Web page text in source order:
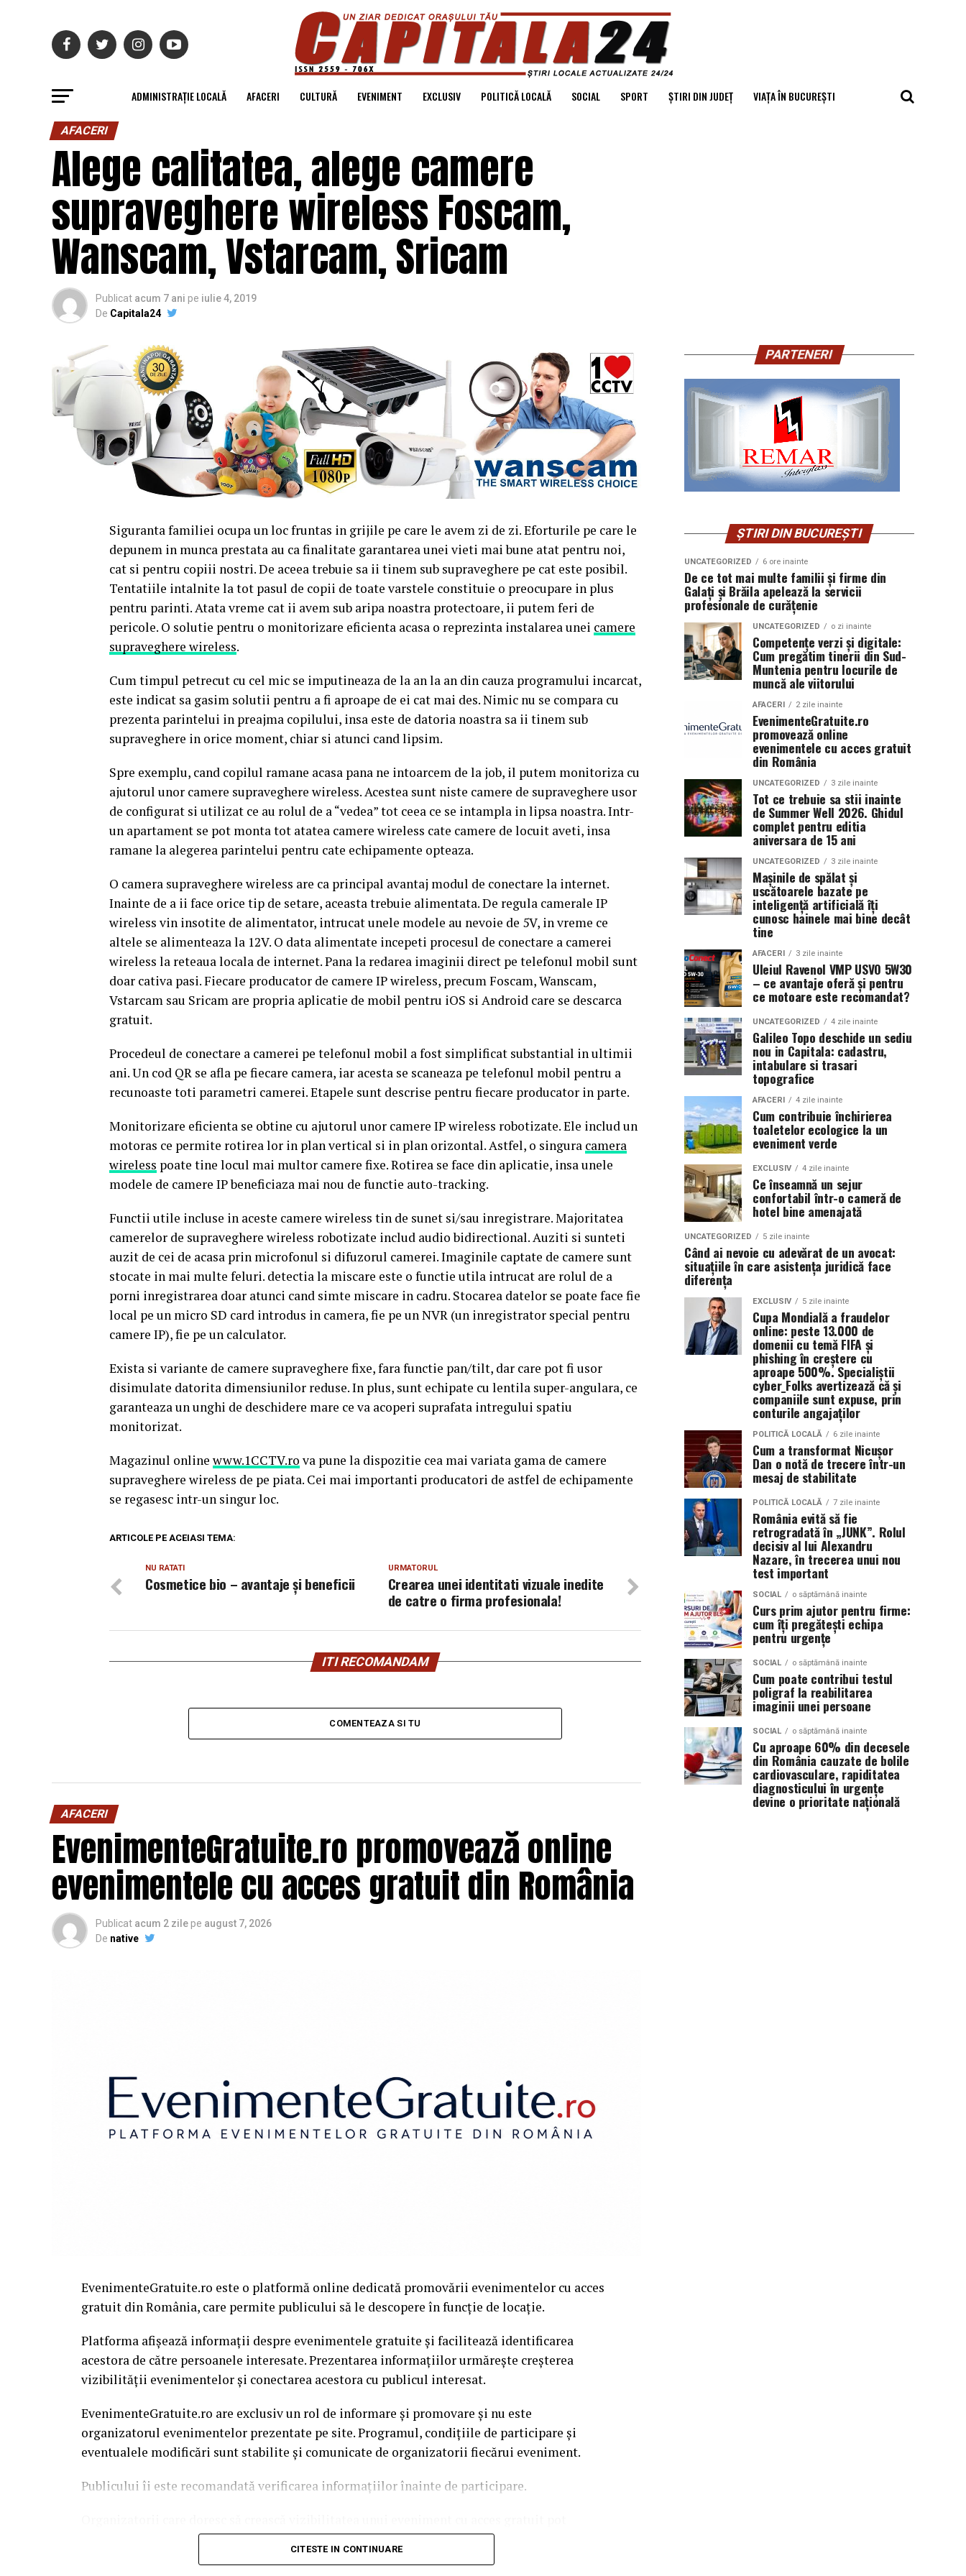
ADMINISTRAȚIE LOCALĂ AFACERI CULTURĂ EVENIMENT EXCLUSIV POLITICĂ LOCALĂ SOCIAL SPORT ȘTIRI DIN JUDEȚ VIAȚA ÎN BUCUREȘTI
AFACERI
Alege calitatea, alege camere
supraveghere wireless Foscam,
Wanscam, Vstarcam, Sricam
Publicat acum 7 ani pe iulie 4, 2019
De Capitala24
Siguranta familiei ocupa un loc fruntas in grijile pe care le avem zi de zi. Eforturile pe care le
depunem in munca prestata au ca finalitate garantarea unei vieti mai bune atat pentru noi,
cat si pentru copiii nostri. De aceea trebuie sa ii tinem sub supraveghere pe cat este posibil.
Tentatiile intalnite la tot pasul de copii de toate varstele constituie o preocupare in plus
pentru parinti. Atata vreme cat ii avem sub aripa noastra protectoare, ii putem feri de
pericole. O solutie pentru o monitorizare eficienta acasa o reprezinta instalarea unei camere
supraveghere wireless.
Cum timpul petrecut cu cel mic se imputineaza de la an la an din cauza programului incarcat,
este indicat sa gasim solutii pentru a fi aproape de ei cat mai des. Nimic nu se compara cu
prezenta parintelui in preajma copilului, insa este de datoria noastra sa ii tinem sub
supraveghere in orice moment, chiar si atunci cand lipsim.
Spre exemplu, cand copilul ramane acasa pana ne intoarcem de la job, il putem monitoriza cu
ajutorul unor camere supraveghere wireless. Acestea sunt niste camere de supraveghere usor
de configurat si utilizat ce au rolul de a “vedea” tot ceea ce se intampla in lipsa noastra. Intr-
un apartament se pot monta tot atatea camere wireless cate camere de locuit aveti, insa
ramane la alegerea parintelui pentru cate echipamente opteaza.
O camera supraveghere wireless are ca principal avantaj modul de conectare la internet.
Inainte de a ii face orice tip de setare, aceasta trebuie alimentata. De regula camerale IP
wireless vin insotite de alimentator, intrucat unele modele au nevoie de 5V, in vreme ce
altele se alimenteaza la 12V. O data alimentate incepeti procesul de conectare a camerei
wireless la reteaua locala de internet. Pana la redarea imaginii direct pe telefonul mobil sunt
doar cativa pasi. Fiecare producator de camere IP wireless, precum Foscam, Wanscam,
Vstarcam sau Sricam are propria aplicatie de mobil pentru iOS si Android care se descarca
gratuit.
Procedeul de conectare a camerei pe telefonul mobil a fost simplificat substantial in ultimii
ani. Un cod QR se afla pe fiecare camera, iar acesta se scaneaza pe telefonul mobil pentru a
recunoaste toti parametri camerei. Etapele sunt descrise pentru fiecare producator in parte.
Monitorizare eficienta se obtine cu ajutorul unor camere IP wireless robotizate. Ele includ un
motoras ce permite rotirea lor in plan vertical si in plan orizontal. Astfel, o singura camera
wireless poate tine locul mai multor camere fixe. Rotirea se face din aplicatie, insa unele
modele de camere IP beneficiaza mai nou de functie auto-tracking.
Functii utile incluse in aceste camere wireless tin de sunet si/sau inregistrare. Majoritatea
camerelor de supraveghere wireless robotizate includ audio bidirectional. Auziti si sunteti
auzit de cei de acasa prin microfonul si difuzorul camerei. Imaginile captate de camere sunt
stocate in mai multe feluri. detectia la miscare este o functie utila intrucat are rolul de a
porni inregistrarea doar atunci cand simte miscare in cadru. Stocarea datelor se poate face fie
local pe un micro SD card introdus in camera, fie pe un NVR (un inregistrator special pentru
camere IP), fie pe un calculator.
Exista si variante de camere supraveghere fixe, fara functie pan/tilt, dar care pot fi usor
disimulate datorita dimensiunilor reduse. In plus, sunt echipate cu lentila super-angulara, ce
garanteaza un unghi de deschidere mare ce va acoperi suprafata intregului spatiu
monitorizat.
Magazinul online www.1CCTV.ro va pune la dispozitie cea mai variata gama de camere
supraveghere wireless de pe piata. Cei mai importanti producatori de astfel de echipamente
se regasesc intr-un singur loc.
ARTICOLE PE ACEIASI TEMA:
URMATORUL
Crearea unei identitati vizuale inedite
de catre o firma profesionala!
NU RATATI
Cosmetice bio – avantaje și beneficii
ITI RECOMANDAM
COMENTEAZA SI TU
AFACERI
EvenimenteGratuite.ro promovează online
evenimentele cu acces gratuit din România
Publicat acum 2 zile pe august 7, 2026
De native
EvenimenteGratuite.ro este o platformă online dedicată promovării evenimentelor cu acces
gratuit din România, care permite publicului să le descopere în funcție de locație.
Platforma afișează informații despre evenimentele gratuite și facilitează identificarea
acestora de către persoanele interesate. Prezentarea informațiilor urmărește creșterea
vizibilității evenimentelor și conectarea acestora cu publicul interesat.
EvenimenteGratuite.ro are exclusiv un rol de informare și promovare și nu este
organizatorul evenimentelor prezentate pe site. Programul, condițiile de participare și
eventualele modificări sunt stabilite și comunicate de organizatorii fiecărui eveniment.
Publicului îi este recomandată verificarea informațiilor înainte de participare.
solicita o ofertă de promovare din partea echipei EvenimenteGratuite.ro. Adresa de contact
CITESTE IN CONTINUARE
PARTENERI
ȘTIRI DIN BUCUREȘTI
UNCATEGORIZED 6 ore inainte
De ce tot mai multe familii și firme din
Galați și Brăila apelează la servicii
profesionale de curățenie
UNCATEGORIZED o zi inainte
Competențe verzi și digitale:
Cum pregătim tinerii din Sud-
Muntenia pentru locurile de
muncă ale viitorului
AFACERI 2 zile inainte
EvenimenteGratuite.ro
promovează online
evenimentele cu acces gratuit
din România
UNCATEGORIZED 3 zile inainte
Tot ce trebuie sa stii inainte
de Summer Well 2026. Ghidul
complet pentru editia
aniversara de 15 ani
UNCATEGORIZED 3 zile inainte
Mașinile de spălat și
uscătoarele bazate pe
inteligență artificială îți
cunosc hainele mai bine decât
tine
AFACERI 3 zile inainte
Uleiul Ravenol VMP USVO 5W30
– ce avantaje oferă și pentru
ce motoare este recomandat?
UNCATEGORIZED 4 zile inainte
Galileo Topo deschide un sediu
nou in Capitala: cadastru,
intabulare si trasari
topografice
AFACERI 4 zile inainte
Cum contribuie închirierea
toaletelor ecologice la un
eveniment verde
EXCLUSIV 4 zile inainte
Ce înseamnă un sejur
confortabil într-o cameră de
hotel bine amenajată
UNCATEGORIZED 5 zile inainte
Când ai nevoie cu adevărat de un avocat:
situațiile în care asistența juridică face
diferența
EXCLUSIV 5 zile inainte
Cupa Mondială a fraudelor
online: peste 13.000 de
domenii cu temă FIFA și
phishing în creștere cu
aproape 500%. Specialiștii
cyber_Folks avertizează că și
companiile sunt expuse, prin
conturile angajaților
POLITICĂ LOCALĂ 6 zile inainte
Cum a transformat Nicușor
Dan o notă de trecere într-un
mesaj de stabilitate
POLITICĂ LOCALĂ 7 zile inainte
România evită să fie
retrogradată în „JUNK”. Rolul
decisiv al lui Alexandru
Nazare, în trecerea unui nou
test important
SOCIAL o săptămână inainte
Curs prim ajutor pentru firme:
cum îți pregătești echipa
pentru urgențe
SOCIAL o săptămână inainte
Cum poate contribui testul
poligraf la reabilitarea
imaginii unei persoane
SOCIAL o săptămână inainte
Cu aproape 60% din decesele
din România cauzate de bolile
cardiovasculare, rapiditatea
diagnosticului în urgențe
devine o prioritate națională